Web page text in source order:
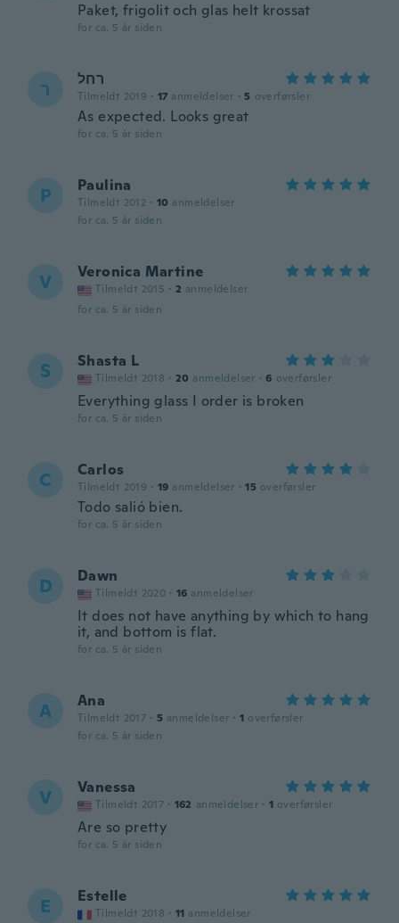
Paket, frigolit och glas helt krossat
for ca. 5 år siden
ר רחל
Tilmeldt 2019 · 17 anmeldelser · 5 overførsler
As expected. Looks great
for ca. 5 år siden
P Paulina
Tilmeldt 2012 · 10 anmeldelser
for ca. 5 år siden
V Veronica Martine
Tilmeldt 2015 · 2 anmeldelser
for ca. 5 år siden
S Shasta L
Tilmeldt 2018 · 20 anmeldelser · 6 overførsler
Everything glass I order is broken
for ca. 5 år siden
C Carlos
Tilmeldt 2019 · 19 anmeldelser · 15 overførsler
Todo salió bien.
for ca. 5 år siden
D Dawn
Tilmeldt 2020 · 16 anmeldelser
It does not have anything by which to hang
it, and bottom is flat.
for ca. 5 år siden
A Ana
Tilmeldt 2017 · 5 anmeldelser · 1 overførsler
for ca. 5 år siden
V Vanessa
Tilmeldt 2017 · 162 anmeldelser · 1 overførsler
Are so pretty
for ca. 5 år siden
E Estelle
Tilmeldt 2018 · 11 anmeldelser